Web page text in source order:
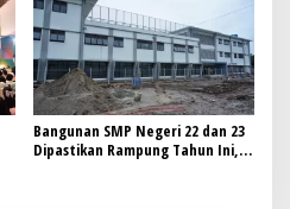
Bangunan SMP Negeri 22 dan 23
Dipastikan Rampung Tahun Ini,